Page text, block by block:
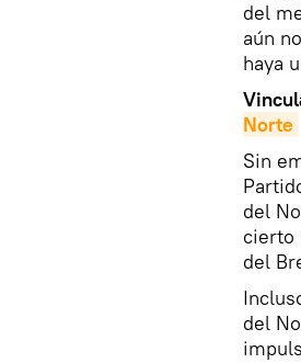
del
aún
haya
Norte
Sin
del
cierto
del
del